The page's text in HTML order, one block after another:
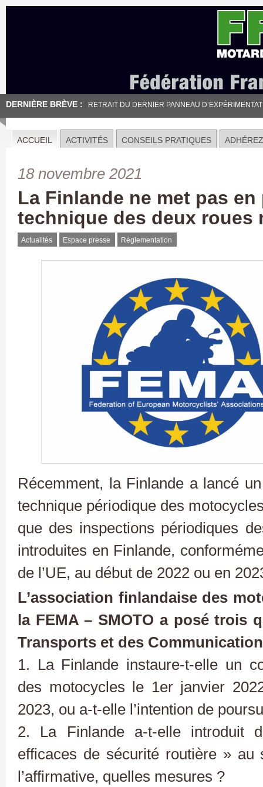
DERNIÈRE BRÈVE : RETRAIT DU DERNIER PANNEAU
ACCUEIL ACTIVITÉS CONSEILS PRATIQUES ADHÉREZ
18 novembre 2021
La Finlande ne met pas
technique des deux roues
Actualités Espace presse Réglementation
Récemment, la Finlande a lancé
technique périodique des
que des inspections périodiques
introduites en Finlande,
de l’UE, au début de 2022 ou en
L’association finlandaise des
la FEMA – SMOTO a posé trois
Transports et des
1. La Finlande instaure-t-elle un
des motocycles le 1er janvier
2023, ou a-t-elle l’intention de
2. La Finlande a-t-elle introduit
efficaces de sécurité routière »
l’affirmative, quelles mesures ?